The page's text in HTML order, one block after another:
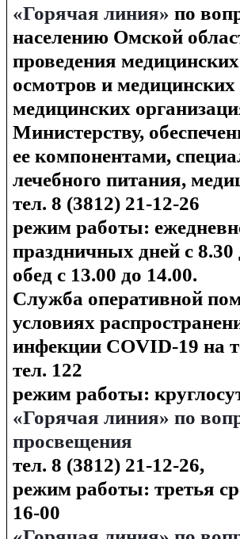
«Горячая линия» по
населению Омской
проведения
осмотров и
медицинских
Министерству,
ее компонентами,
лечебного питания,
тел. 8 (3812) 21-12-26
режим работы:
праздничных дней с
обед с 13.00 до 14.00.
Служба оперативной
условиях
инфекции COVID-19 на
тел. 122
режим работы:
«Горячая линия» по
просвещения
тел. 8 (3812) 21-12-26,
режим работы: третья
16-00